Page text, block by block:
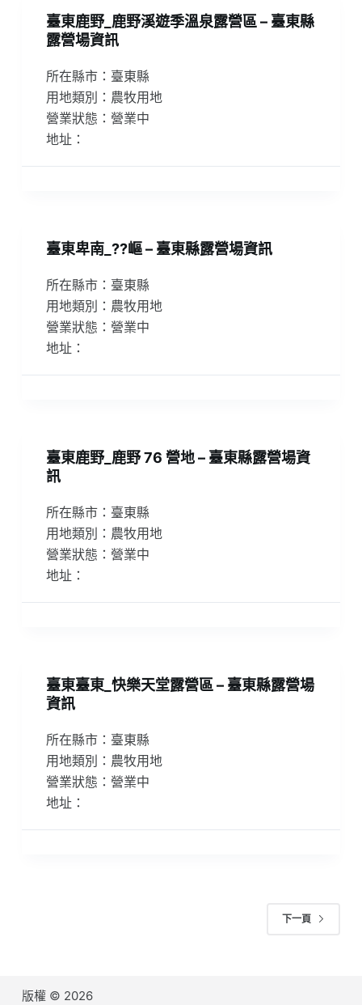
臺東鹿野_鹿野溪遊季溫泉露營區 – 臺東縣
露營場資訊
所在縣市：臺東縣
用地類別：農牧用地
營業狀態：營業中
地址：
臺東卑南_??嶇 – 臺東縣露營場資訊
所在縣市：臺東縣
用地類別：農牧用地
營業狀態：營業中
地址：
臺東鹿野_鹿野 76 營地 – 臺東縣露營場資
訊
所在縣市：臺東縣
用地類別：農牧用地
營業狀態：營業中
地址：
臺東臺東_快樂天堂露營區 – 臺東縣露營場
資訊
所在縣市：臺東縣
用地類別：農牧用地
營業狀態：營業中
地址：
下一頁
版權 © 2026